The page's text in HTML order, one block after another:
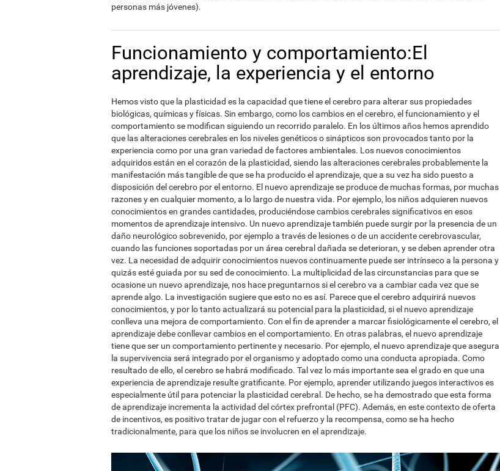
personas más jóvenes).
Funcionamiento y comportamiento:El
aprendizaje, la experiencia y el entorno
Hemos visto que la plasticidad es la capacidad que tiene el cerebro para alterar sus propiedades
biológicas, químicas y físicas. Sin embargo, como los cambios en el cerebro, el funcionamiento y el
comportamiento se modifican siguiendo un recorrido paralelo. En los últimos años hemos aprendido
que las alteraciones cerebrales en los niveles genéticos o sinápticos son provocados tanto por la
experiencia como por una gran variedad de factores ambientales. Los nuevos conocimientos
adquiridos están en el corazón de la plasticidad, siendo las alteraciones cerebrales probablemente la
manifestación más tangible de que se ha producido el aprendizaje, que a su vez ha sido puesto a
disposición del cerebro por el entorno. El nuevo aprendizaje se produce de muchas formas, por muchas
razones y en cualquier momento, a lo largo de nuestra vida. Por ejemplo, los niños adquieren nuevos
conocimientos en grandes cantidades, produciéndose cambios cerebrales significativos en esos
momentos de aprendizaje intensivo. Un nuevo aprendizaje también puede surgir por la presencia de un
daño neurológico sobrevenido, por ejemplo a través de lesiones o de un accidente cerebrovascular,
cuando las funciones soportadas por un área cerebral dañada se deterioran, y se deben aprender otra
vez. La necesidad de adquirir conocimientos nuevos continuamente puede ser intrínseco a la persona y
quizás esté guiada por su sed de conocimiento. La multiplicidad de las circunstancias para que se
ocasione un nuevo aprendizaje, nos hace preguntarnos si el cerebro va a cambiar cada vez que se
aprende algo. La investigación sugiere que esto no es así. Parece que el cerebro adquirirá nuevos
conocimientos, y por lo tanto actualizará su potencial para la plasticidad, si el nuevo aprendizaje
conlleva una mejora de comportamiento. Con el fin de aprender a marcar fisiológicamente el cerebro, el
aprendizaje debe conllevar cambios en el comportamiento. En otras palabras, el nuevo aprendizaje
tiene que ser un comportamiento pertinente y necesario. Por ejemplo, el nuevo aprendizaje que asegura
la supervivencia será integrado por el organismo y adoptado como una conducta apropiada. Como
resultado de ello, el cerebro se habrá modificado. Tal vez lo más importante sea el grado en que una
experiencia de aprendizaje resulte gratificante. Por ejemplo, aprender utilizando juegos interactivos es
especialmente útil para potenciar la plasticidad cerebral. De hecho, se ha demostrado que esta forma
de aprendizaje incrementa la actividad del córtex prefrontal (PFC). Además, en este contexto de oferta
de incentivos, es positivo tratar de jugar con el refuerzo y la recompensa, como se ha hecho
tradicionalmente, para que los niños se involucren en el aprendizaje.